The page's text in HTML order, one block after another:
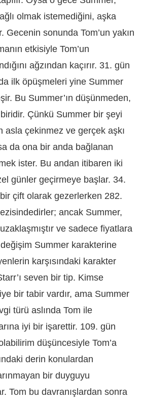
olmak istemediğini, aşka
Gecenin sonunda Tom’un yakın
etkisiyle Tom’un
ağzından kaçırır. 31. gün
ilk öpüşmeleri yine Summer
Bu Summer’ın düşünmeden,
Çünkü Summer bir şeyi
asla çekinmez ve gerçek aşkı
da ona bir anda bağlanan
ister. Bu andan itibaren iki
günler geçirmeye başlar. 34.
çift olarak gezerlerken 282.
ancak Summer,
ve sadece fiyatlara
Summer karakterine
karşısındaki karakter
seven bir tip. Kimse
bir tabir vardır, ama Summer
türü aslında Tom ile
iyi bir işarettir. 109. gün
düşüncesiyle Tom’a
derin konulardan
bir duyguyu
Tom bu davranışlardan sonra